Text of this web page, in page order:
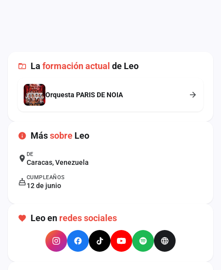
La formación actual de Leo
Orquesta PARIS DE NOIA
Mássobre Leo
DE
Caracas, Venezuela
CUMPLEAÑOS
12 de junio
Leo en redes sociales